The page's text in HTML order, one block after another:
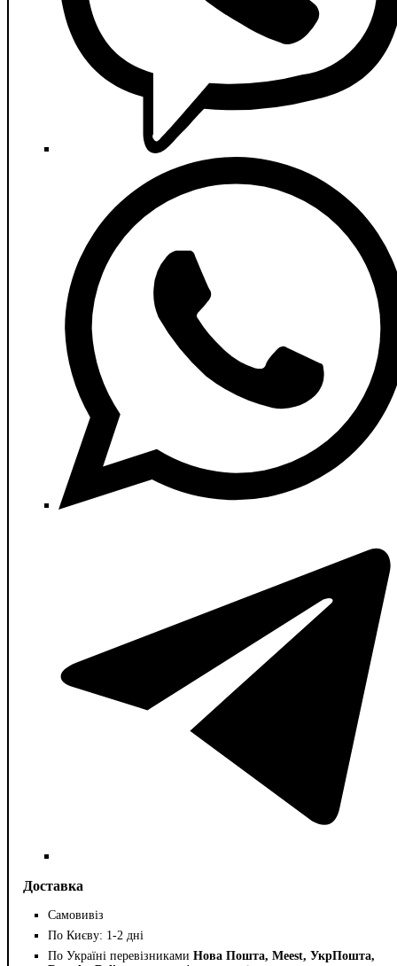
Доставка
Самовивіз
По Києву: 1-2 дні
По Україні перевізниками Нова Пошта, Meest, УкрПошта,